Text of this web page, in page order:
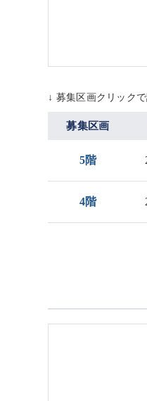
↓ 募集区画クリック
募集区画
5階
4階